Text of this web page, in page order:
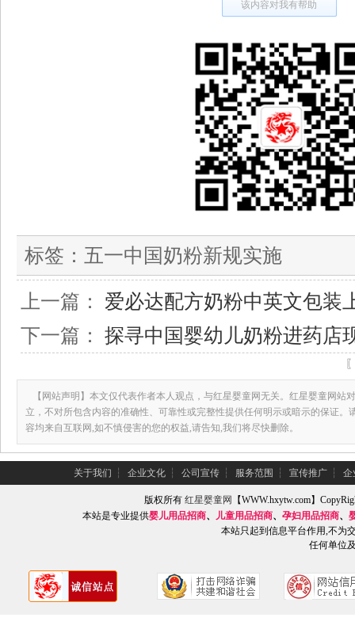
该内容对我有帮助
标签： 五一中国奶粉新规实施
上一篇： 爱必达配方奶粉中英文包装
下一篇： 探寻中国婴幼儿奶粉进药店
【网站声明】本文仅代表作者本人观点，与红星婴童网无关。红星婴童网站
立，不对所包含内容的准确性、可靠性或完整性提供任何明示或暗示的保证。
容均来自互联网,如不慎侵害的您的权益,请告知,我们将尽快删除。
关于我们 ┆ 企业文化 ┆ 公司宣传 ┆ 服务范围 ┆ 宣传推广 ┆ 企
版权所有红星婴童网
【WWW.hxytw.com】
本站是专业提供婴儿用品招商、 儿童用品招商、 孕妇用品招商、
本站只起到信息平台作用,不为
任何单位